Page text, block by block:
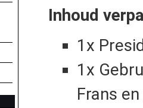
Inhoud
1x
1x
Frans